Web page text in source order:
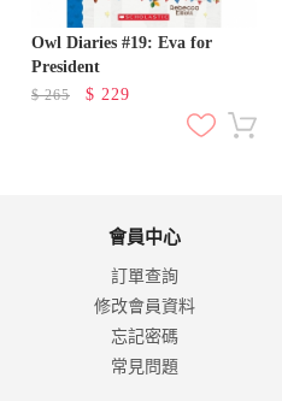
Owl Diaries #19: Eva for
President
$265 $ 229
會員中心
訂單查詢
修改會員資料
忘記密碼
常見問題